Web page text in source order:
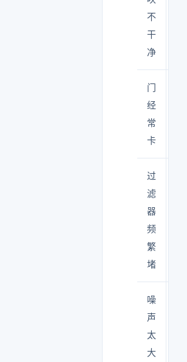
不
干
净
门
经
常
卡
过
滤
器
频
繁
堵
噪
声
太
大